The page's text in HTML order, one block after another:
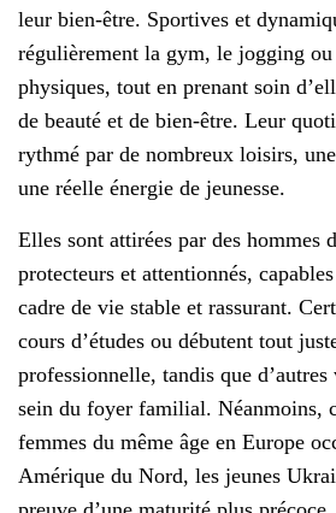
leur bien-être. Sportives et
régulièrement la gym, le jogging ou
physiques, tout en prenant soin
de beauté et de bien-être. Leur
rythmé par de nombreux loisirs,
une réelle énergie de jeunesse.
Elles sont attirées par des hommes
protecteurs et attentionnés,
cadre de vie stable et rassurant.
cours d’études ou débutent tout
professionnelle, tandis que
sein du foyer familial. Néanmoins,
femmes du même âge en Europe
Amérique du Nord, les jeunes